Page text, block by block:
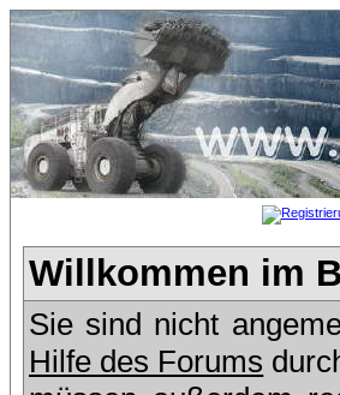
Willkommen im
Sie sind nicht
Hilfe des Forums